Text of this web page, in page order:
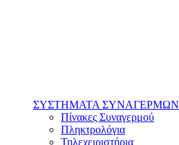
ΣΥΣΤΗΜΑΤΑ ΣΥΝΑΓΕΡΜΩΝ
Πίνακες Συναγερμού
Πληκτρολόγια
Τηλεχειριστήρια